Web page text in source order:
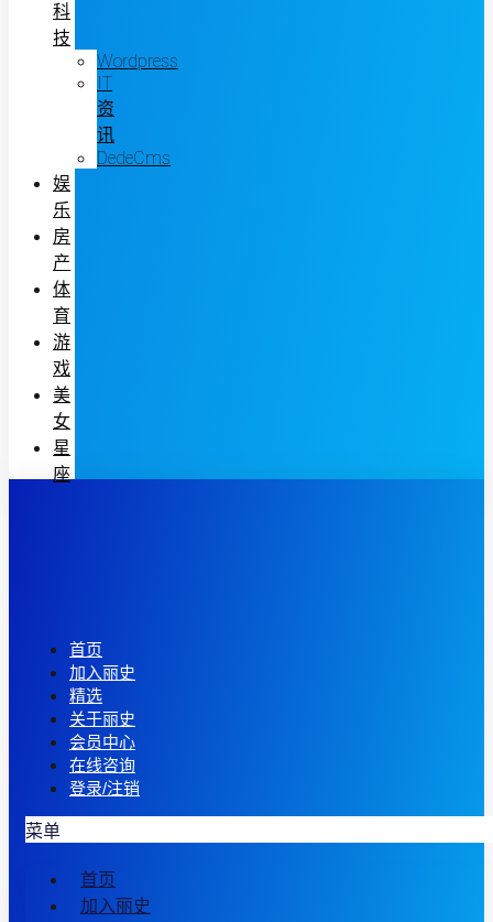
科
技
Wordpress
IT
资
讯
DedeCms
娱
乐
房
产
体
育
游
戏
美
女
星
座
首页
加入丽史
精选
关于丽史
会员中心
在线咨询
登录/注销
菜单
首页
加入丽史